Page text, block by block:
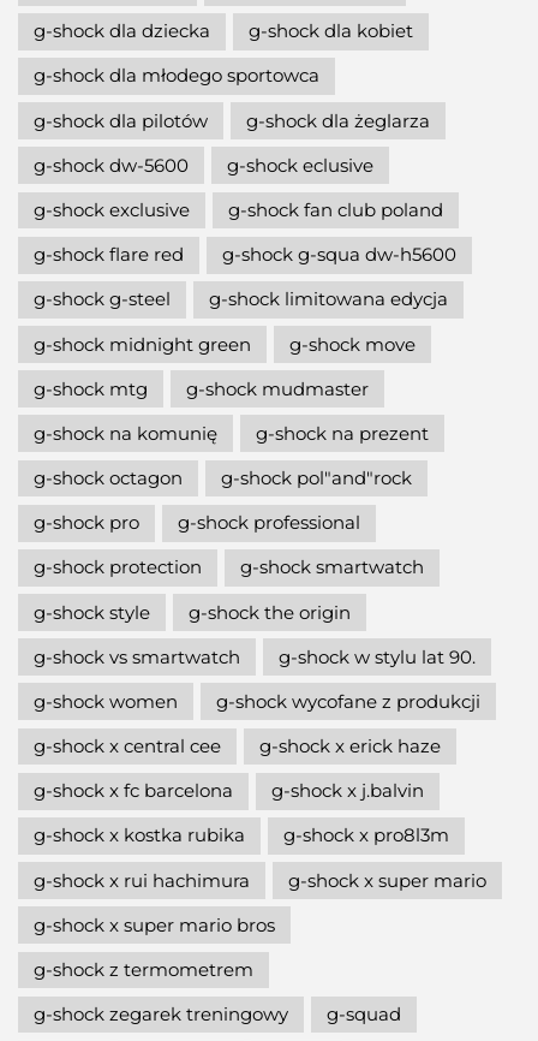
g-shock dla dziecka
g-shock dla kobiet
g-shock dla młodego sportowca
g-shock dla pilotów
g-shock dla żeglarza
g-shock dw-5600
g-shock eclusive
g-shock exclusive
g-shock fan club poland
g-shock flare red
g-shock g-squa dw-h5600
g-shock g-steel
g-shock limitowana edycja
g-shock midnight green
g-shock move
g-shock mtg
g-shock mudmaster
g-shock na komunię
g-shock na prezent
g-shock octagon
g-shock pol"and"rock
g-shock pro
g-shock professional
g-shock protection
g-shock smartwatch
g-shock style
g-shock the origin
g-shock vs smartwatch
g-shock w stylu lat 90.
g-shock women
g-shock wycofane z produkcji
g-shock x central cee
g-shock x erick haze
g-shock x fc barcelona
g-shock x j.balvin
g-shock x kostka rubika
g-shock x pro8l3m
g-shock x rui hachimura
g-shock x super mario
g-shock x super mario bros
g-shock z termometrem
g-shock zegarek treningowy
g-squad